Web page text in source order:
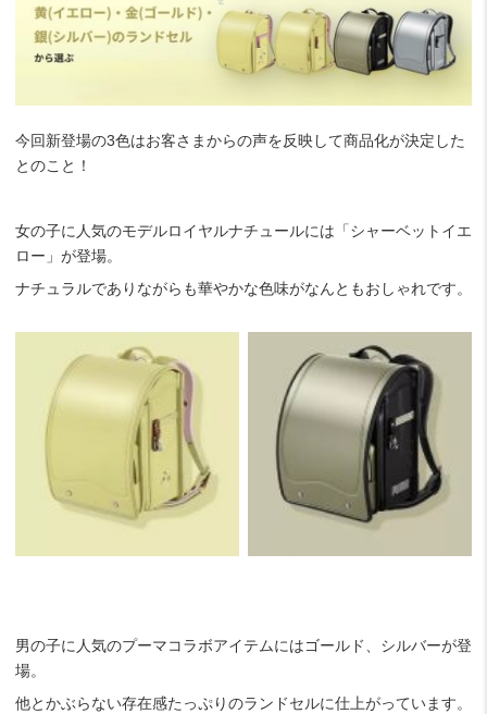
今回新登場の3色はお客さまからの声を反映して商品化が決定した
とのこと！
女の子に人気のモデルロイヤルナチュールには「シャーベットイエ
ロー」が登場。
ナチュラルでありながらも華やかな色味がなんともおしゃれです。
男の子に人気のプーマコラボアイテムにはゴールド、シルバーが登
場。
他とかぶらない存在感たっぷりのランドセルに仕上がっています。